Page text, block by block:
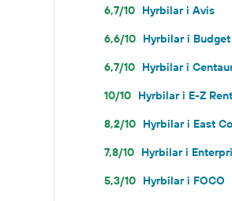
6,7/10 Hyrbilar i Avis
6,6/10 Hyrbilar i Budget
6,7/10 Hyrbilar i
10/10 Hyrbilar i E-Z
8,2/10 Hyrbilar i East
7,8/10 Hyrbilar i
5,3/10 Hyrbilar i FOCO